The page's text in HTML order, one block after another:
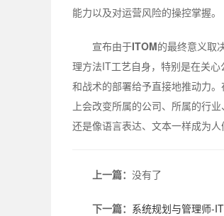
能力以及对运营风险的操控掌握。
宣布由于ITOM的最终意义取
理方法IT工艺自身，特别是在关
和战术的部署给予直接地推动力
上会改变所属的公司、所属的行
还是像语言表达、文本一样成为
上一篇： 没有了
下一篇： 系统规划与管理师-